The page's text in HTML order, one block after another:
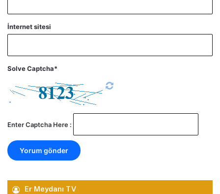
İnternet sitesi
Solve Captcha*
Enter Captcha Here :
Er Meydanı TV